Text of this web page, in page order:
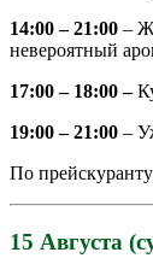
14:00 – 21:00 –
невероятный
17:00 – 18:00 –
19:00 – 21:00 –
По
15 Августа